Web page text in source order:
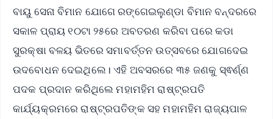
ବାୟୁ ସେନା ବିମାନ ଯୋଗେ ରଙ୍ଗେଇଲୁଣ୍ଡା ବିମାନ ବନ୍ଦରରେ
ସକାଳ ପ୍ରାୟ ୧୦ଟା ୨୫ରେ ଅବତରଣ କରିବା ପରେ କଡା
ସୁରକ୍ଷା ବଳୟ ଭିତରେ ସମାବର୍ତ୍ତନ ଉତ୍ସବରେ ଯୋଗଦେଇ
ଉଦବୋଧନ ଦେଇଥିଲେ। ଏହି ଅବସରରେ ୩୫ ଜଣକୁ ସ୍ଵର୍ଣ୍ଣ
ପଦକ ପ୍ରଦାନ କରିଥିଲେ ମହାମହିମ ରାଷ୍ଟ୍ରପତି
କାର୍ଯ୍ୟକ୍ରମରେ ରାଷ୍ଟ୍ରପତିଙ୍କ ସହ ମହାମହିମ ରାଜ୍ୟପାଳ